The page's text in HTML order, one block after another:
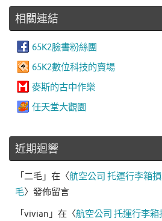
k
相關連結
65K2臉書粉絲團
65K2數位科技的賣場
麥斯的古中作樂
任天堂大觀園
近期迴響
「二毛 」在〈航空公司 托運行李箱
毛〉發佈留言
「vivian 」在〈航空公司 托運行李